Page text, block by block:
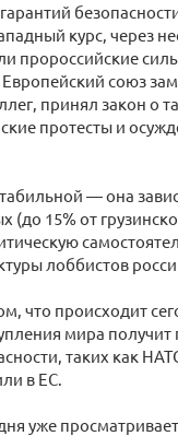
курс, через
пророссийские
союз
принял закон о
протесты и
— она
(до 15% от
лоббистов
что происходит
мира
таких как
в ЕС.
уже